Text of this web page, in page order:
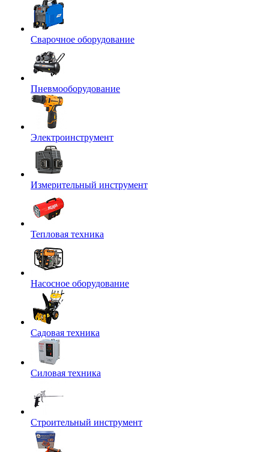
Сварочное оборудование
Пневмооборудование
Электроинструмент
Измерительный инструмент
Тепловая техника
Насосное оборудование
Садовая техника
Силовая техника
Строительный инструмент